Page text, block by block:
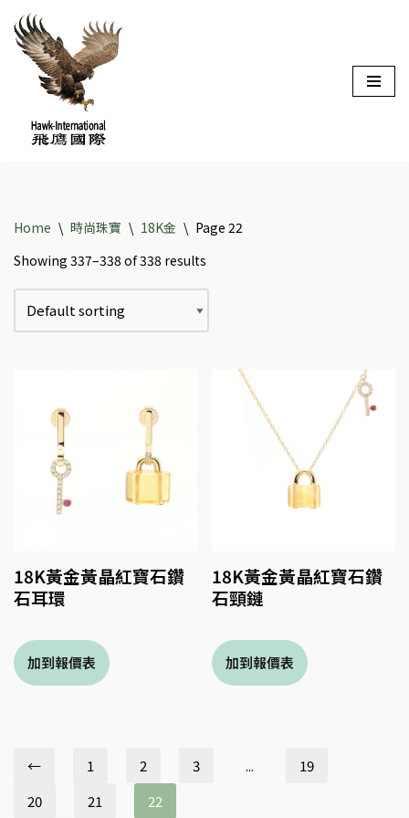
Skip
content
Home \ 時尚珠寶 \ 18K金 \ Page 22
Showing 337–338 of 338 results
18K黃金黃晶紅寶石鑽
石耳環
18K黃金黃晶紅寶石鑽
石頸鏈
← 1 2 3 ...
19
20
21 22